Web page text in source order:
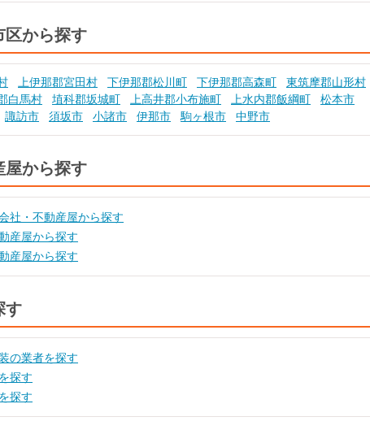
区から探す
上伊那郡宮田村 下伊那郡松川町 下伊那郡高森町
東筑摩郡山形村
白馬村 埴科郡坂城町 上高井郡小布施町 上水内郡飯綱町
松本市
諏訪市 須坂市 小諸市 伊那市 駒ヶ根市 中野市
屋から探す
社・不動産屋から探す
産屋から探す
産屋から探す
す
の業者を探す
探す
探す